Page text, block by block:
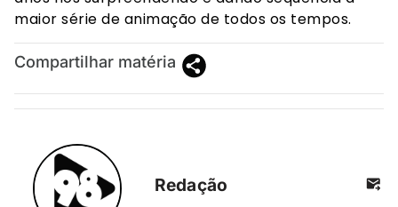
maior série de animação de todos os tempos.
Compartilhar matéria
Redação